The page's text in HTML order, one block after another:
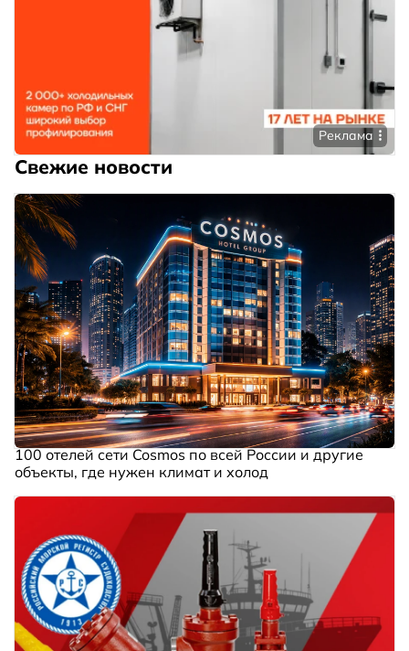
Реклама
Свежие новости
100 отелей сети Cosmos по всей России и другие
объекты, где нужен климат и холод